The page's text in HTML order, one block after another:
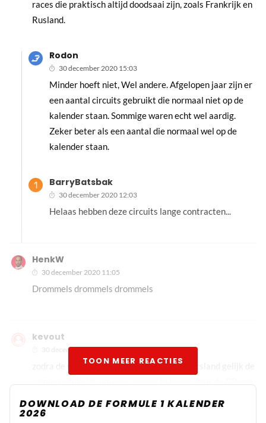
HenkW
30 december 2020 11:05
Drommels drommels drommels
races die praktisch altijd doodsaai zijn, zoals Frankrijk en
Rusland.
BarryBatsbak
30 december 2020 12:03
Helaas hebben deze circuits lange contracten...
Rodon
30 december 2020 15:03
Minder hoeft niet, Wel andere. Afgelopen jaar zijn er
een aantal circuits gebruikt die normaal niet op de
kalender staan. Sommige waren echt wel aardig.
Zeker beter als een aantal die normaal wel op de
kalender staan.
kevout
30 december 2020 13:36
zodra de winkels weer open zijn hier in Duitsland gelijk de
en Verstappen camping is ook al geboekt.
TOON MEER REACTIES
DOWNLOAD DE FORMULE 1 KALENDER
2026